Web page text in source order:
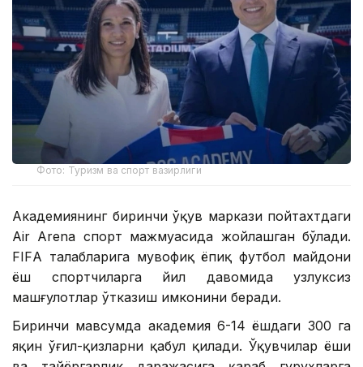
Фото: Туризм ва спорт вазирлиги
Академиянинг биринчи ўқув маркази пойтахтдаги
Air Arena спорт мажмуасида жойлашган бўлади.
FIFА талабларига мувофиқ ёпиқ футбол майдони
ёш спортчиларга йил давомида узлуксиз
машғулотлар ўтказиш имконини беради.
Биринчи мавсумда академия 6-14 ёшдаги 300 га
яқин ўғил-қизларни қабул қилади. Ўқувчилар ёши